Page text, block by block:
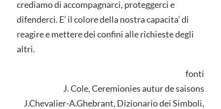
crediamo di accompagnarci, proteggerci e
difenderci. E’ il colore della nostra capacita’ di
reagire e mettere dei confini alle richieste degli
altri.
fonti
J. Cole, Ceremionies autur de saisons
J.Chevalier-A.Ghebrant, Dizionario dei Simboli,